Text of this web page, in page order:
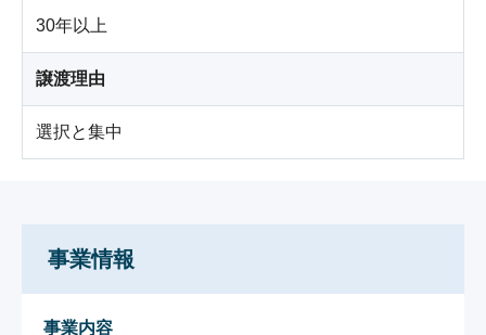
30年以上
譲渡理由
選択と集中
事業情報
事業内容